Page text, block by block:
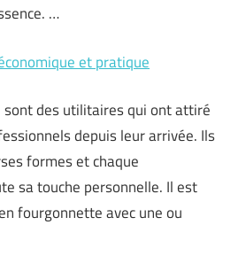
…
et pratique
sont des utilitaires qui ont attiré
depuis leur arrivée. Ils
formes et chaque
sa touche personnelle. Il est
fourgonnette avec une ou